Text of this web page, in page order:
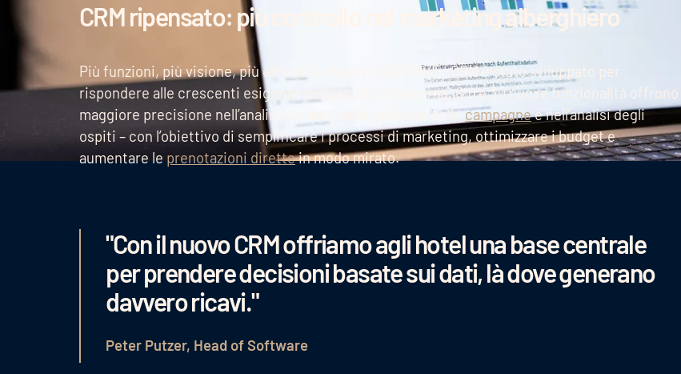
CRM ripensato: più controllo nel marketing alberghiero
Più funzioni, più visione, più efficacia: il nuovo ADDITIVE+ CRM è stato sviluppato per
rispondere alle crescenti esigenze dell’ospitalità moderna. Oltre 30 nuove funzionalità offrono
maggiore precisione nell’analisi dei dati, nella gestione dellecampagnee nell’analisi degli
ospiti – con l’obiettivo di semplificare i processi di marketing, ottimizzare i budget e
aumentare leprenotazioni direttein modo mirato.
"Con il nuovo CRM offriamo agli hotel una base centrale
per prendere decisioni basate sui dati, là dove generano
davvero ricavi."
Peter Putzer, Head of Software